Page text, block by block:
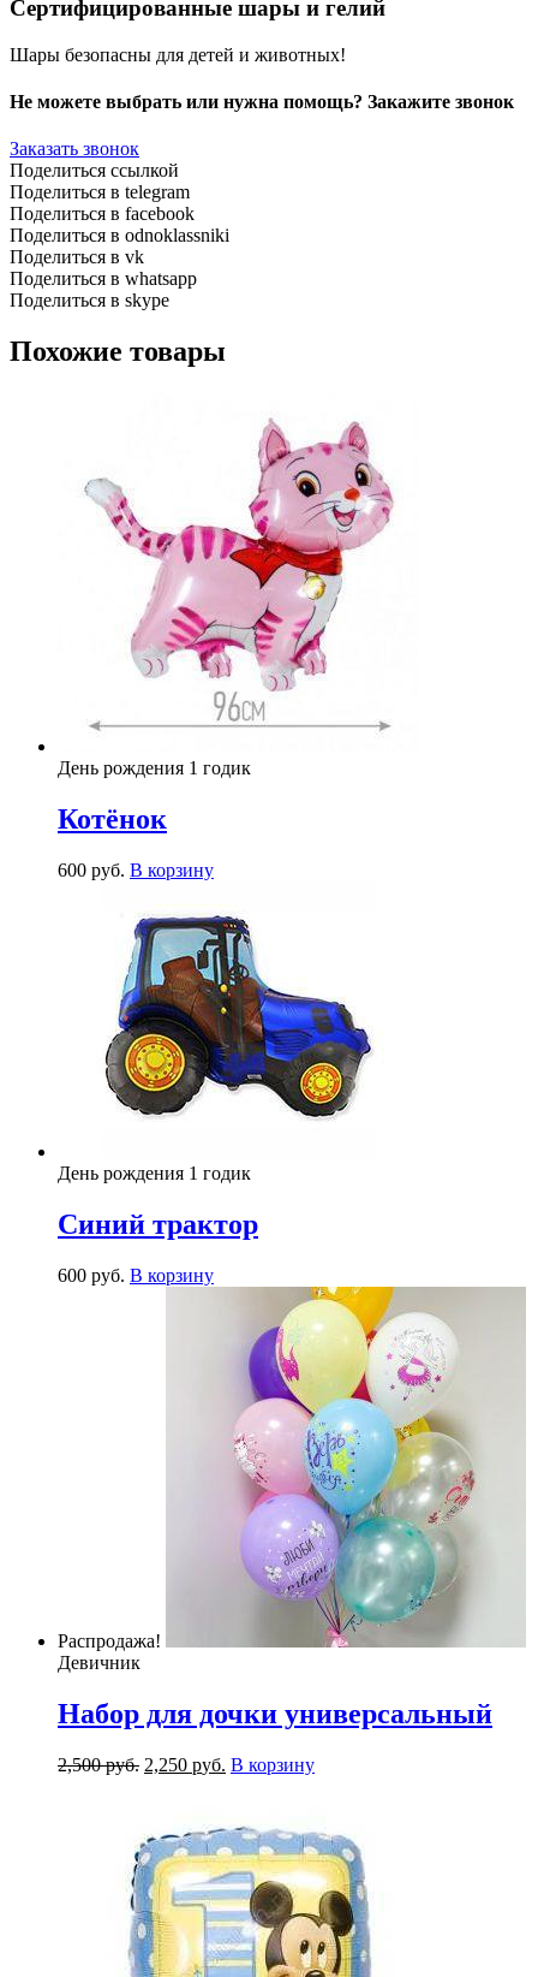
Сертифицированные шары и гелий
Шары безопасны для детей и животных!
Не можете выбрать или нужна помощь? Закажите звонок
Заказать звонок
Поделиться ссылкой
Поделиться в telegram
Поделиться в facebook
Поделиться в odnoklassniki
Поделиться в vk
Поделиться в whatsapp
Поделиться в skype
Похожие товары
День рождения 1 годик
Котёнок
600 руб. В корзину
День рождения 1 годик
Синий трактор
600 руб. В корзину
Распродажа!
Девичник
Набор для дочки универсальный
2,500руб. 2,250 руб. В корзину